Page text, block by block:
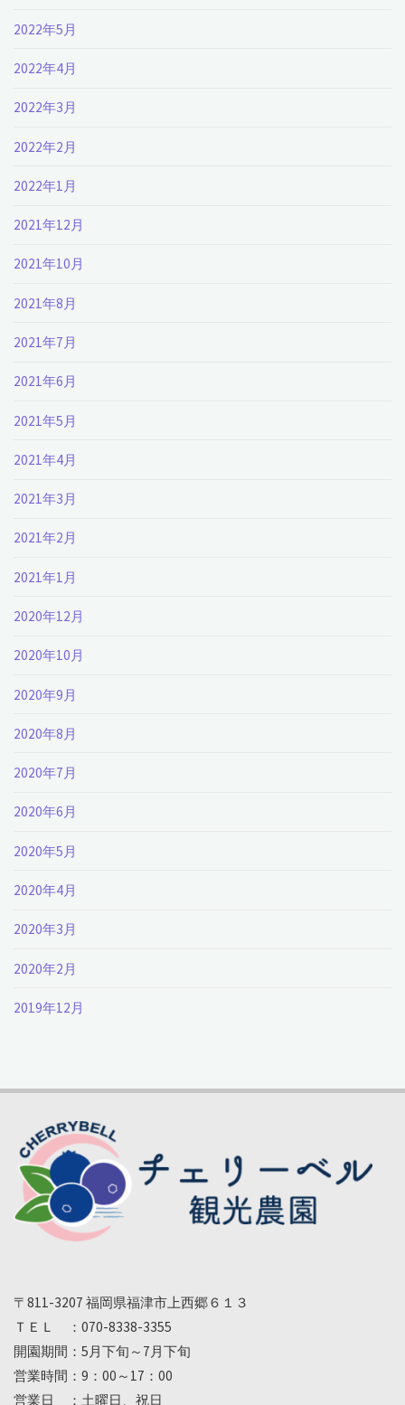
2022年5月
2022年4月
2022年3月
2022年2月
2022年1月
2021年12月
2021年10月
2021年8月
2021年7月
2021年6月
2021年5月
2021年4月
2021年3月
2021年2月
2021年1月
2020年12月
2020年10月
2020年9月
2020年8月
2020年7月
2020年6月
2020年5月
2020年4月
2020年3月
2020年2月
2019年12月
〒811-3207 福岡県福津市上西郷６１３
ＴＥＬ ：070-8338-3355
開園期間：5月下旬～7月下旬
営業時間：9：00～17：00
営業日 ：土曜日、祝日